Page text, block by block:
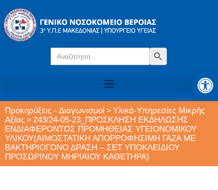
Search
for:
Search Button
Προκηρύξεις - Διαγωνισμοί > Υλικά-Υπηρεσίες Μικρής
Αξίας > 243/24-05-23_ΠΡΟΣΚΛΗΣΗ ΕΚΔΗΛΩΣΗΣ
ΕΝΔΙΑΦΕΡΟΝΤΟΣ ΠΡΟΜΗΘΕΙΑΣ ΥΓΕΙΟΝΟΜΙΚΟΥ
ΥΛΙΚΟΥ(ΑΙΜΟΣΤΑΤΙΚΗ ΑΠΟΡΡΟΦΗΣΙΜΗ ΓΑΖΑ ΜΕ
ΒΑΚΤΗΡΙΟΓΟΝΟ ΔΡΑΣΗ – ΣΕΤ ΥΠΟΚΛΕΙΔΙΟΥ
ΠΡΟΣΩΡΙΝΟΥ ΜΗΡΙΑΙΟΥ ΚΑΘΕΤΗΡΑ)